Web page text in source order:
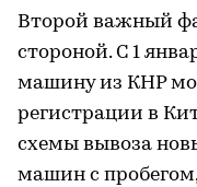
Второй важный
стороной. С 1
машину из КНР
регистрации в
схемы вывоза
машин с